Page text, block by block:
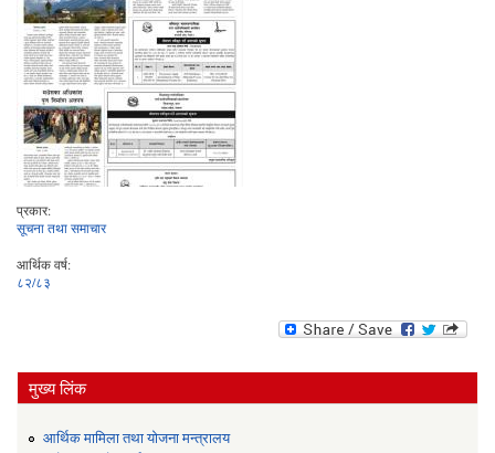
प्रकार:
सूचना तथा समाचार
आर्थिक वर्ष:
८२/८३
मुख्य लिंक
आर्थिक मामिला तथा योजना मन्त्रालय